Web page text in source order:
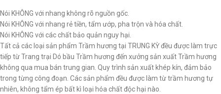
Nói KHÔNG với nhang không rõ nguồn gốc.
Nói KHÔNG với nhang rẻ tiền, tẩm ướp, pha trộn và hóa chất.
Nói KHÔNG với các chất bảo quản nguy hại.
Tất cả các loại sản phẩm Trầm hương tại TRUNG KỲ đều được làm trực
tiếp từ Trang trại Dó bầu Trầm hương đến xưởng sản xuất Trầm hương
không qua mua bán trung gian. Quy trình sản xuất khép kín, đảm bảo
trong từng công đoạn. Các sản phẩm đều được làm từ trầm hương tự
nhiên, không tẩm ép bất kì loại hóa chất độc hại nào.